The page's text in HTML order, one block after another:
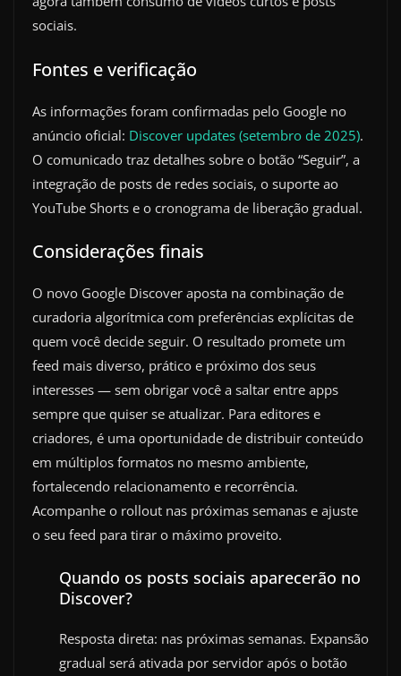
sociais.
Fontes e verificação
As informações foram confirmadas pelo Google no
anúncio oficial: Discover updates (setembro de 2025).
O comunicado traz detalhes sobre o botão “Seguir”, a
integração de posts de redes sociais, o suporte ao
YouTube Shorts e o cronograma de liberação gradual.
Considerações finais
O novo Google Discover aposta na combinação de
curadoria algorítmica com preferências explícitas de
quem você decide seguir. O resultado promete um
feed mais diverso, prático e próximo dos seus
interesses — sem obrigar você a saltar entre apps
sempre que quiser se atualizar. Para editores e
criadores, é uma oportunidade de distribuir conteúdo
em múltiplos formatos no mesmo ambiente,
fortalecendo relacionamento e recorrência.
Acompanhe o rollout nas próximas semanas e ajuste
o seu feed para tirar o máximo proveito.
Quando os posts sociais aparecerão no
Discover?
Resposta direta: nas próximas semanas. Expansão
gradual será ativada por servidor após o botão